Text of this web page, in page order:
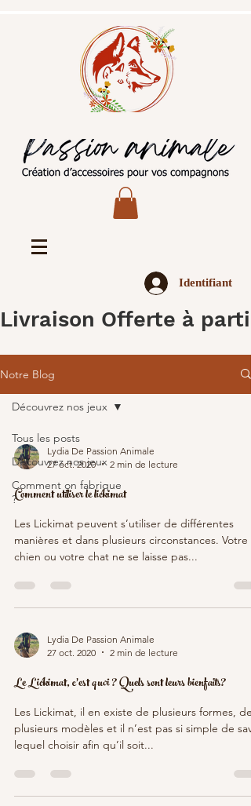
Identifiant
Livraison Offerte à
Notre Blog
Tous les posts
Découvrez nos jeux
Comment on fabrique
?
Découvrez nos jeux
Lydia De Passion Animale
27 oct. 2020
2 min de lecture
Comment utiliser le lickimat
Les Lickimat peuvent s’utiliser de différentes
manières et dans plusieurs circonstances. Votre
chien ou votre chat ne se laisse pas...
Lydia De Passion Animale
27 oct. 2020
2 min de lecture
Le Lickimat, c’est quoi ? Quels sont leurs bienfaits?
Les Lickimat, il en existe de plusieurs formes, de
plusieurs modèles et il n’est pas si simple de
lequel choisir afin qu’il soit...